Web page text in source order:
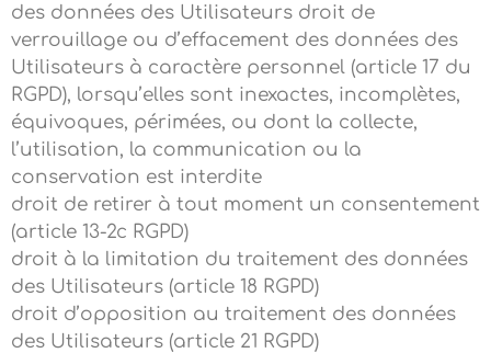
des données des Utilisateurs droit de
verrouillage ou d’effacement des données des
Utilisateurs à caractère personnel (article 17 du
RGPD), lorsqu’elles sont inexactes, incomplètes,
équivoques, périmées, ou dont la collecte,
l’utilisation, la communication ou la
conservation est interdite
droit de retirer à tout moment un consentement
(article 13-2c RGPD)
droit à la limitation du traitement des données
des Utilisateurs (article 18 RGPD)
droit d’opposition au traitement des données
des Utilisateurs (article 21 RGPD)